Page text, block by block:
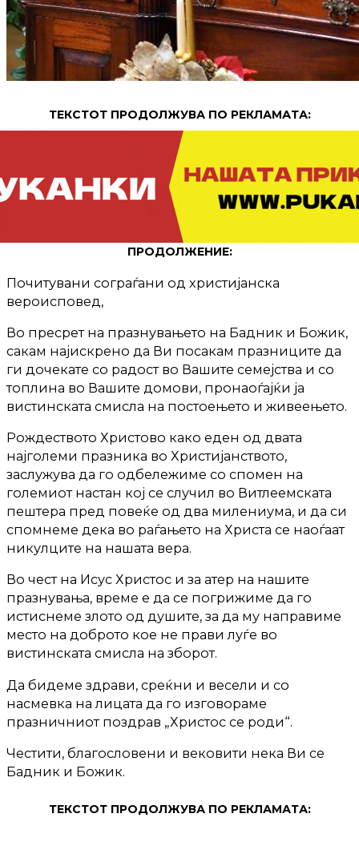
ТЕКСТОТ ПРОДОЛЖУВА ПО РЕКЛАМАТА:
ПРОДОЛЖЕНИЕ:
Почитувани сограѓани од христијанска
вероисповед,
Во пресрет на празнувањето на Бадник и Божик,
сакам најискрено да Ви посакам празниците да
ги дочекате со радост во Вашите семејства и со
топлина во Вашите домови, пронаоѓајќи ја
вистинската смисла на постоењето и живеењето.
Рождеството Христово како еден од двата
најголеми празника во Христијанството,
заслужува да го одбележиме со спомен на
големиот настан кој се случил во Витлеемската
пештера пред повеќе од два милениума, и да си
спомнеме дека во раѓањето на Христа се наоѓаат
никулците на нашата вера.
Во чест на Исус Христос и за атер на нашите
празнувања, време е да се погрижиме да го
истиснеме злото од душите, за да му направиме
место на доброто кое не прави луѓе во
вистинската смисла на зборот.
Да бидеме здрави, среќни и весели и со
насмевка на лицата да го изговораме
празничниот поздрав „Христос се роди“.
Честити, благословени и вековити нека Ви се
Бадник и Божик.
ТЕКСТОТ ПРОДОЛЖУВА ПО РЕКЛАМАТА: